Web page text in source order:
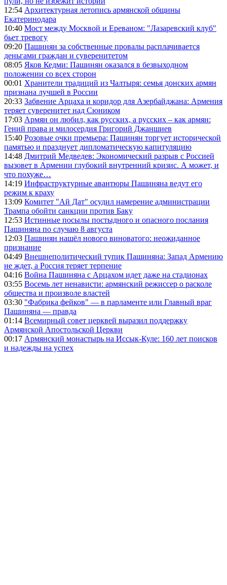
12:54 Архитектурная летопись армянской общины
Екатеринодара
10:40 Мост между Москвой и Ереваном: "Лазаревский клуб"
бьет тревогу
09:20 Пашинян за собственные провалы расплачивается
деньгами граждан и суверенитетом
08:05 Яков Кедми: Пашинян оказался в безвыходном
положении со всех сторон
00:01 Хранители традиций из Чалтыря: семья донских армян
признана лучшей в России
20:33 Забвение Арцаха и коридор для Азербайджана: Армения
теряет суверенитет над Сюником
17:03 Армян он любил, как русских, а русских – как армян:
Гений права и милосердия Григорий Джаншиев
15:40 Розовые очки премьера: Пашинян торгует исторической
памятью и празднует дипломатическую капитуляцию
14:48 Дмитрий Медведев: Экономический разрыв с Россией
вызовет в Армении глубокий внутренний кризис. А может, и
что похуже…
14:19 Инфраструктурные авантюры Пашиняна ведут его
режим к краху
13:09 Комитет "Ай Дат" осудил намерение администрации
Трампа обойти санкции против Баку
12:53 Истинные посылы постыдного и опасного послания
Пашиняна по случаю 8 августа
12:03 Пашинян нашёл нового виноватого: неожиданное
признание
04:49 Внешнеполитический тупик Пашиняна: Запад Армению
не ждет, а Россия теряет терпение
04:16 Война Пашиняна с Арцахом идет даже на стадионах
03:55 Восемь лет ненависти: армянский режиссер о расколе
общества и произволе властей
03:30 "Фабрика фейков" — в парламенте или Главный враг
Пашиняна — правда
01:14 Всемирный совет церквей выразил поддержку
Армянской Апостольской Церкви
00:17 Армянский монастырь на Иссык-Куле: 160 лет поисков
и надежды на успех